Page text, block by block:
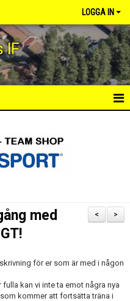
LOGGA IN
IF
>
<
med
för er som är med i någon
kan vi inte ta emot några nya
kommer att fortsätta träna i